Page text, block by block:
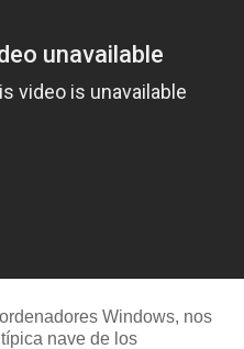
Windows, nos
nave de los